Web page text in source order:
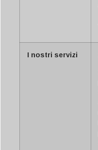
I nostri servizi